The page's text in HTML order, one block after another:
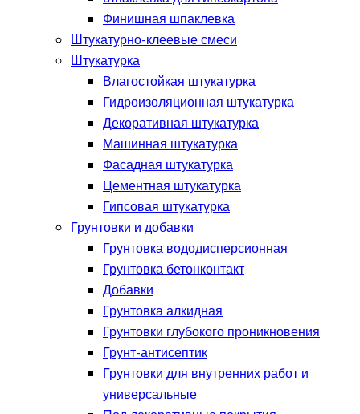
Финишная шпаклевка
Штукатурно-клеевые смеси
Штукатурка
Влагостойкая штукатурка
Гидроизоляционная штукатурка
Декоративная штукатурка
Машинная штукатурка
Фасадная штукатурка
Цементная штукатурка
Гипсовая штукатурка
Грунтовки и добавки
Грунтовка вододисперсионная
Грунтовка бетонконтакт
Добавки
Грунтовка алкидная
Грунтовки глубокого проникновения
Грунт-антисептик
Грунтовки для внутренних работ и
универсальные